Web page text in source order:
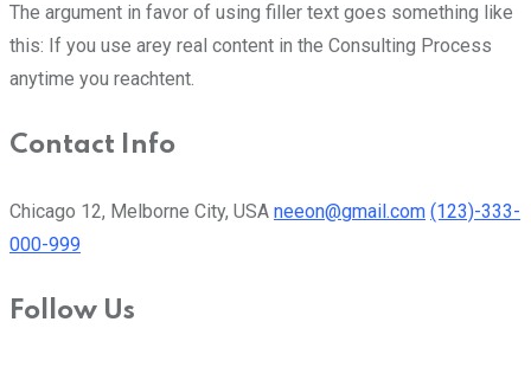
The argument in favor of using filler text goes something like
this: If you use arey real content in the Consulting Process
anytime you reachtent.
Contact Info
Chicago 12, Melborne City, USA neeon@gmail.com (123)-333-
000-999
Follow Us